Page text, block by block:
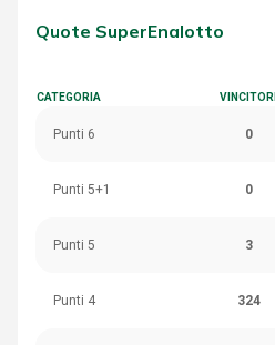
Quote SuperEnalotto
CATEGORIA VINCITORI
Punti 6 0
Punti 5+1 0
Punti 5 3
Punti 4 324